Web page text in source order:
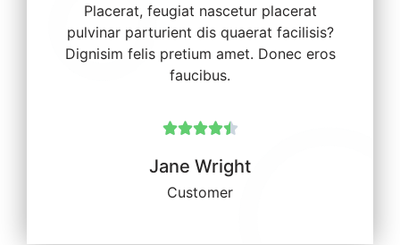
Placerat, feugiat nascetur placerat
pulvinar parturient dis quaerat facilisis?
Dignisim felis pretium amet. Donec eros
faucibus.

Jane Wright
Customer